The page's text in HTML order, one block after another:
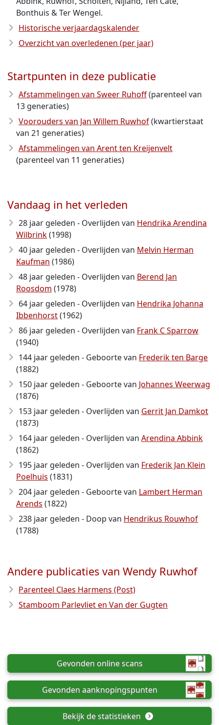
Bonthuis & Ter Wengel.
Historische verjaardagskalender
Overzicht van overledenen (per jaar)
Startpunten in deze publicatie
Afstammelingen van Sweer Ruhoff(parenteel van
13 generaties)
Voorouders van Jan Willem Ruwhof(kwartierstaat
van 21 generaties)
Afstammelingen van Arent ten Kreijenvelt
(parenteel van 11 generaties)
Vandaag in het verleden
28 jaar geleden - Overlijden van Hendrika Arendina
Wilbrink(1998)
40 jaar geleden - Overlijden van Melvin Herman
Kaufman (1986)
48 jaar geleden - Overlijden van Berend Jan
Roosdom (1978)
64 jaar geleden - Overlijden van Hendrika Johanna
Ibbenhorst(1962)
86 jaar geleden - Overlijden van Frank C Sparrow
(1940)
144 jaar geleden - Geboorte van Frederik ten Barge
(1882)
150 jaar geleden - Geboorte van Johannes Weerwag
(1876)
153 jaar geleden - Overlijden van Gerrit Jan Damkot
(1873)
164 jaar geleden - Overlijden van Arendina Abbink
(1862)
195 jaar geleden - Overlijden van Frederik Jan Klein
Poelhuis (1831)
204 jaar geleden - Geboorte van Lambert Herman
Arends (1822)
238 jaar geleden - Doop van Hendrikus Rouwhof
(1788)
Andere publicaties van Wendy Ruwhof
Parenteel Claes Harmens (Post)
Stamboom Parlevliet en Van der Gugten
Gevonden online scans
Gevonden aanknopingspunten
Bekijk de statistieken